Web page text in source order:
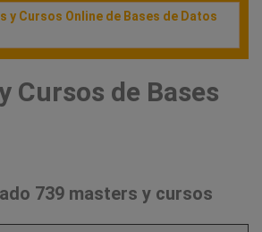
y Cursos Online de Bases de Datos
Cursos de Bases
739 masters y cursos